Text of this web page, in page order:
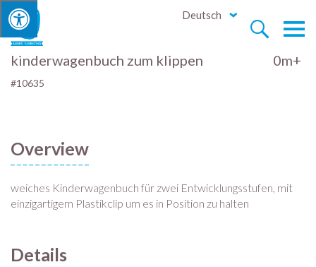


Deutsch
kinderwagenbuch zum klippen
#10635
0m+
Overview
weiches Kinderwagenbuch für zwei Entwicklungsstufen, mit
einzigartigem Plastikclip um es in Position zu halten
Details